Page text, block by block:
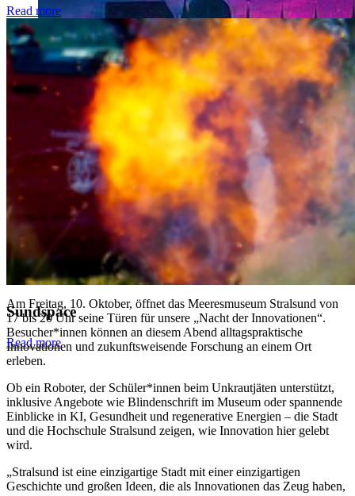
Read more
Sundspace
Read more
Am Freitag, 10. Oktober, öffnet das Meeresmuseum Stralsund von
17 bis 20 Uhr seine Türen für unsere „Nacht der Innovationen“.
Besucher*innen können an diesem Abend alltagspraktische
Innovationen und zukunftsweisende Forschung an einem Ort
erleben.
Ob ein Roboter, der Schüler*innen beim Unkrautjäten unterstützt,
inklusive Angebote wie Blindenschrift im Museum oder spannende
Einblicke in KI, Gesundheit und regenerative Energien – die Stadt
und die Hochschule Stralsund zeigen, wie Innovation hier gelebt
wird.
„Stralsund ist eine einzigartige Stadt mit einer einzigartigen
Geschichte und großen Ideen, die als Innovationen das Zeug haben,